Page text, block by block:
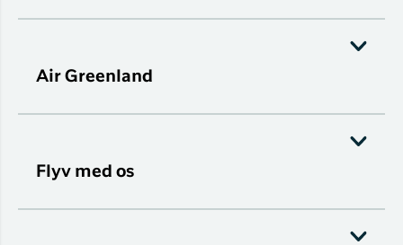
Air Greenland
Flyv med os